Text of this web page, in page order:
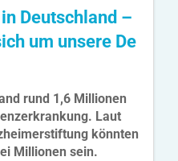
Deutschland –
um unsere De
rund 1,6 Millionen
Laut
könnten
Millionen sein.